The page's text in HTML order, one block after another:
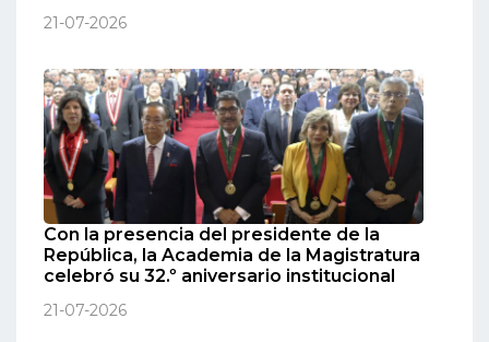
21-07-2026
Con la presencia del presidente de la
República, la Academia de la Magistratura
celebró su 32.º aniversario institucional
21-07-2026